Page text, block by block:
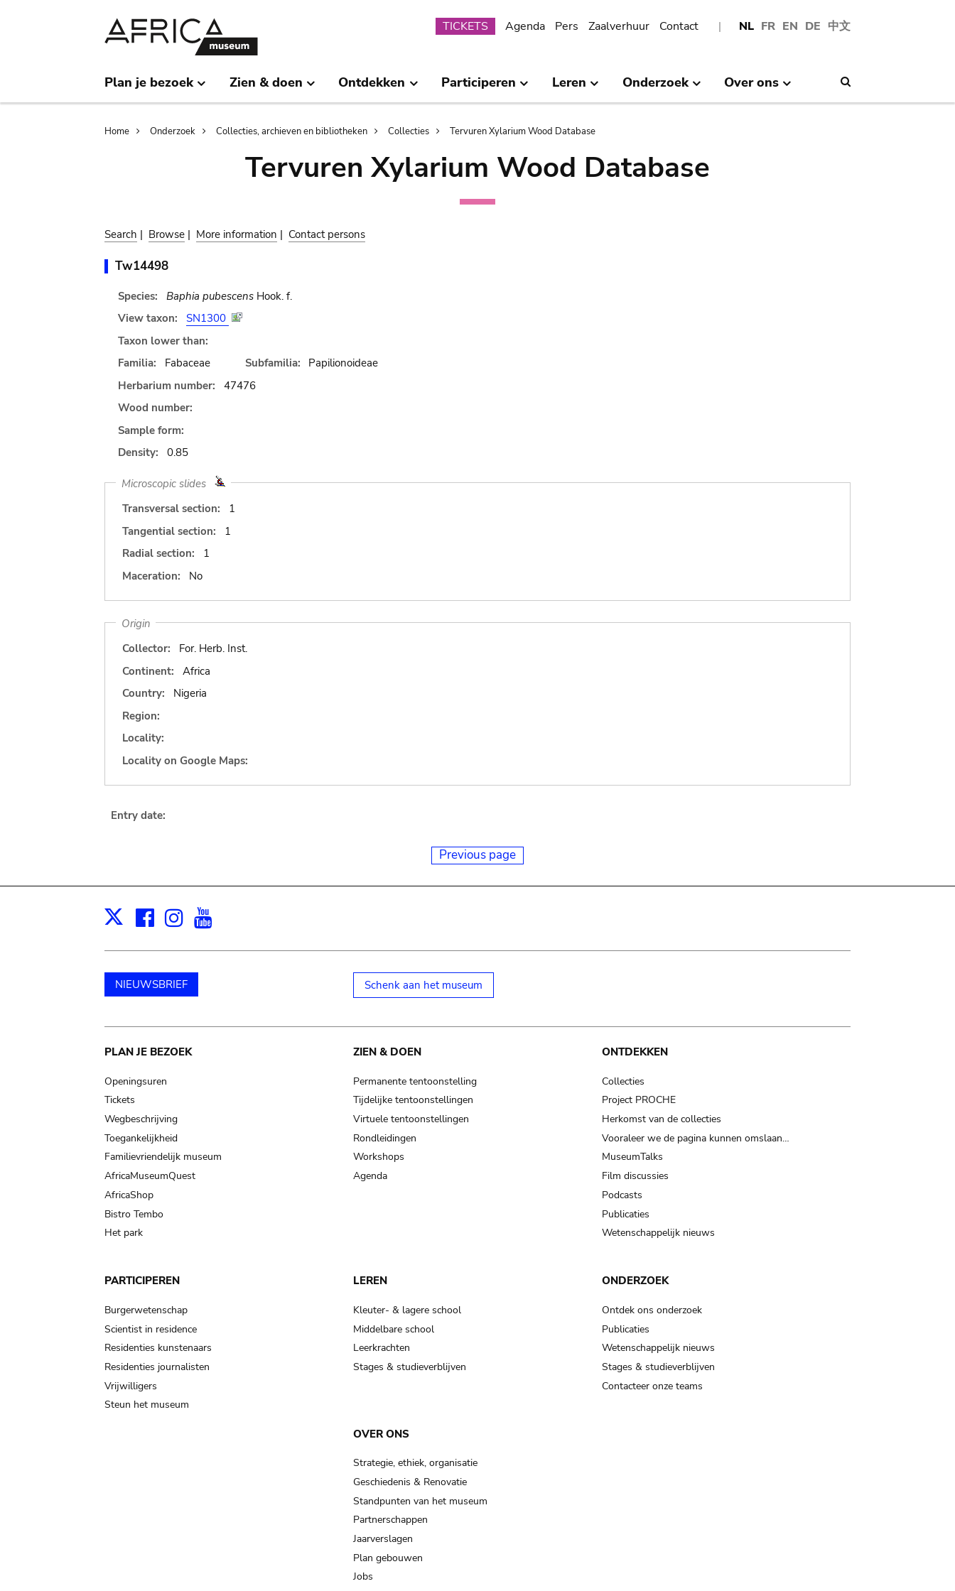
NL FR EN DE 中文
Submenu
TICKETS Agenda Pers Zaalverhuur Contact
Plan je bezoek Zien & doen Ontdekken Participeren Leren Onderzoek Over ons
Breadcrumb
Home Onderzoek Collecties, archieven en bibliotheken Collecties Tervuren Xylarium Wood Database
Tervuren Xylarium Wood Database
Search | Browse | More information | Contact persons
Tw14498
Species: Baphia pubescensHook. f.
View taxon:
SN1300
Taxon lower than:
Familia:
Fabaceae Subfamilia:
Papilionoideae
Herbarium number:
47476
Wood number:
Sample form:
Density:
0.85
Microscopic slides
Transversal section:
1
Tangential section:
1
Radial section:
1
Maceration:
No
Origin
Collector:
For. Herb. Inst.
Continent:
Africa
Country:
Nigeria
Region:
Locality:
Locality on Google Maps:
Entry date:
Previous page
X Facebook
Instagram
NIEUWSBRIEF Schenk aan het museum
Main
navigation
PLAN JE BEZOEK
Openingsuren
Tickets
Wegbeschrijving
Toegankelijkheid
Familievriendelijk museum
AfricaMuseumQuest
AfricaShop
Bistro Tembo
Het park
ZIEN & DOEN
Permanente tentoonstelling
Tijdelijke tentoonstellingen
Virtuele tentoonstellingen
Rondleidingen
Workshops
Agenda
ONTDEKKEN
Collecties
Project PROCHE
Herkomst van de collecties
Vooraleer we de pagina kunnen omslaan…
MuseumTalks
Film discussies
Podcasts
Publicaties
Wetenschappelijk nieuws
PARTICIPEREN
Burgerwetenschap
Scientist in residence
Residenties kunstenaars
Residenties journalisten
Vrijwilligers
Steun het museum
LEREN
Kleuter- & lagere school
Middelbare school
Leerkrachten
Stages & studieverblijven
ONDERZOEK
Ontdek ons onderzoek
Publicaties
Wetenschappelijk nieuws
Stages & studieverblijven
Contacteer onze teams
OVER ONS
Strategie, ethiek, organisatie
Geschiedenis & Renovatie
Standpunten van het museum
Partnerschappen
Jaarverslagen
Plan gebouwen
Jobs